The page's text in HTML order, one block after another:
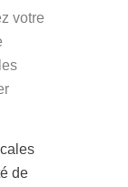
votre
de